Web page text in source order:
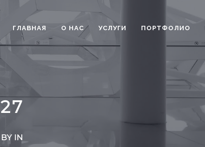
ГЛАВНАЯ О НАС УСЛУГИ ПОРТФОЛИО
27
BY IN